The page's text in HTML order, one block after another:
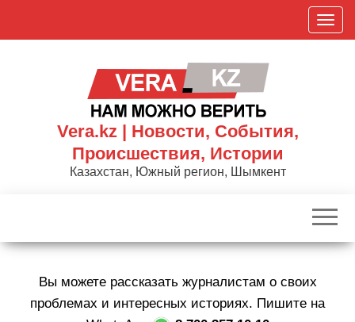
П
о
к
р
Vera.kz | Новости, События,
Происшествия, Истории
Казахстан, Южный регион, Шымкент
Вы можете рассказать журналистам о своих
проблемах и интересных историях. Пишите на